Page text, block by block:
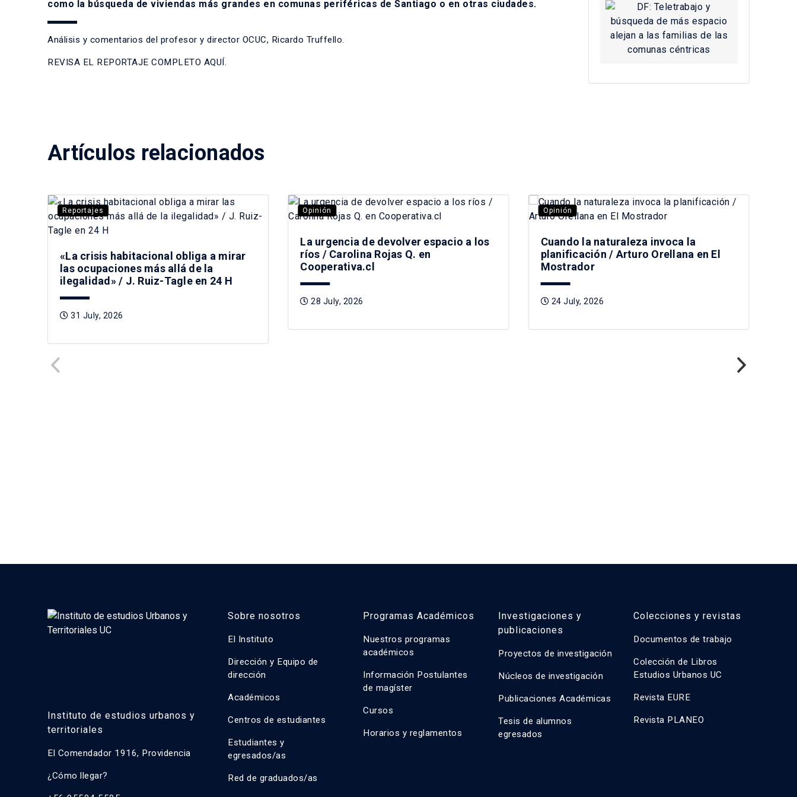
como la búsqueda de viviendas más grandes en comunas periféricas de Santiago o en otras ciudades.
Análisis y comentarios del profesor y director OCUC, Ricardo Truffello.
REVISA EL REPORTAJE COMPLETO AQUÍ.
Artículos relacionados
Reportajes
«La crisis habitacional obliga a mirar
las ocupaciones más allá de la
ilegalidad» / J. Ruiz-Tagle en 24 H
31 July, 2026
Opinión
La urgencia de devolver espacio a los
ríos / Carolina Rojas Q. en
Cooperativa.cl
28 July, 2026
Opinión
Cuando la naturaleza invoca la
planificación / Arturo Orellana en El
Mostrador
24 July, 2026
Instituto de estudios urbanos y
territoriales
El Comendador 1916, Providencia
¿Cómo llegar?
Sobre nosotros
El Instituto
Dirección y Equipo de
dirección
Académicos
Centros de estudiantes
Estudiantes y
egresados/as
Red de graduados/as
Programas Académicos
Nuestros programas
académicos
Información Postulantes
de magíster
Cursos
Horarios y reglamentos
Investigaciones y
publicaciones
Proyectos de investigación
Núcleos de investigación
Publicaciones Académicas
Tesis de alumnos
egresados
Colecciones y revistas
Documentos de trabajo
Colección de Libros
Estudios Urbanos UC
Revista EURE
Revista PLANEO